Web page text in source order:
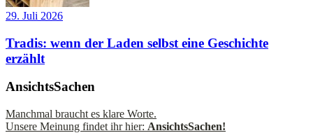
29. Juli 2026
Tradis: wenn der Laden selbst eine Geschichte
erzählt
AnsichtsSachen
Manchmal braucht es klare Worte.
Unsere Meinung findet ihr hier: AnsichtsSachen!